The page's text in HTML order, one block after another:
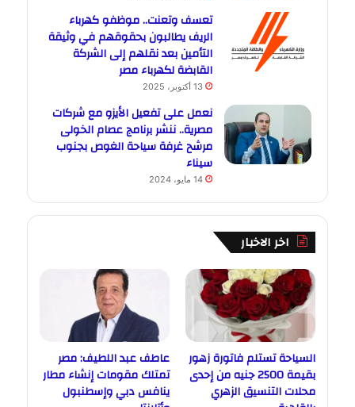
تعسف وتعنت.. موظفو كهرباء
الريف يطالبون بحقوقهم في وثيقة
التأمين بعد نقلهم إلى الشركة
القابضة لكهرباء مصر
13 أكتوبر، 2025
نعمل على تفعيل الأيزو مع شركات
مصرية.. ننشر برنامج عصام الخولى
مرشح غرفة سياحة الغوص بجنوب
سيناء
14 مايو، 2024
اخر الاخبار
السياحة تستلم فاتورة زهور
بقيمة 2500 جنيه من إحدى
محلات التنسيق الزهري
عاطف عبد اللطيف: مصر
تمتلك مقومات إنشاء مطار
ينافس دبي وإسطنبول